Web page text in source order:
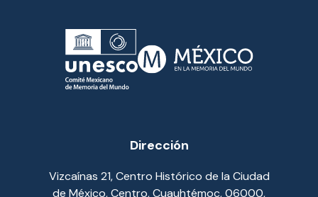
Dirección
Vizcaínas 21, Centro Histórico de la Ciudad
de México, Centro, Cuauhtémoc, 06000,